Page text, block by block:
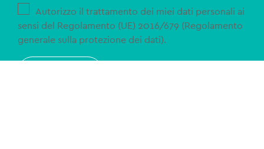
Autorizzo il trattamento dei miei dati personali ai
sensi del Regolamento (UE) 2016/679 (Regolamento
generale sulla protezione dei dati).